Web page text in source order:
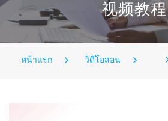
视频教程
หน้าแรก วิดีโอสอน